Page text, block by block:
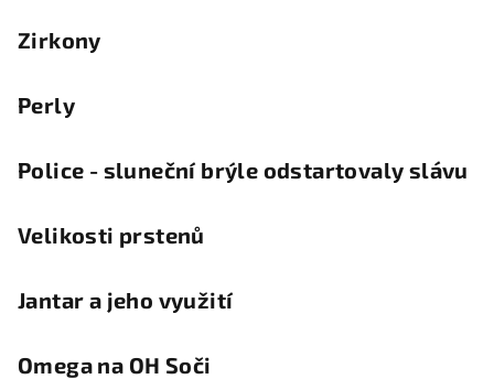
Zirkony
Perly
Police - sluneční brýle odstartovaly slávu
Velikosti prstenů
Jantar a jeho využití
Omega na OH Soči